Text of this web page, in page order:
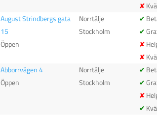
August Strindbergs gata
15
Öppen
Norrtälje
Stockholm
Abborrvägen 4
Öppen
Norrtälje
Stockholm